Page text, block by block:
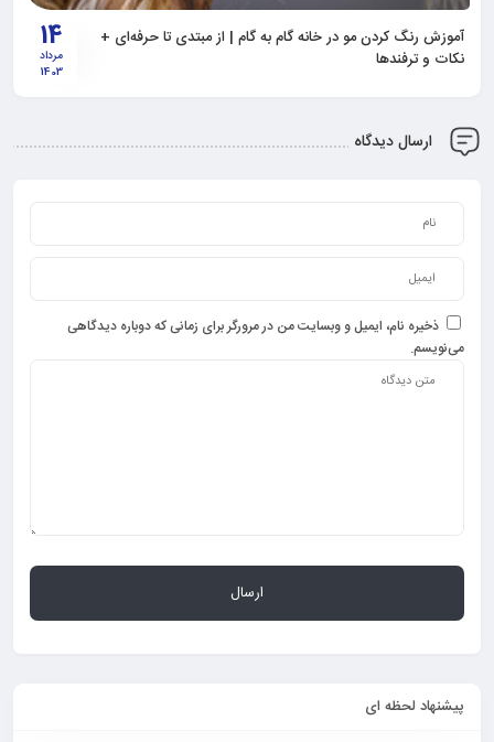
14
مرداد
1403
آموزش رنگ کردن مو در خانه گام به گام | از مبتدی تا حرفه‌ای +
نکات و ترفندها
ارسال دیدگاه
ذخیره نام، ایمیل و وبسایت من در مرورگر برای زمانی که دوباره دیدگاهی
می‌نویسم.
پیشنهاد لحظه ای